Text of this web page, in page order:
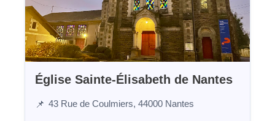
Église Sainte-Élisabeth de Nantes
📌 43 Rue de Coulmiers, 44000 Nantes